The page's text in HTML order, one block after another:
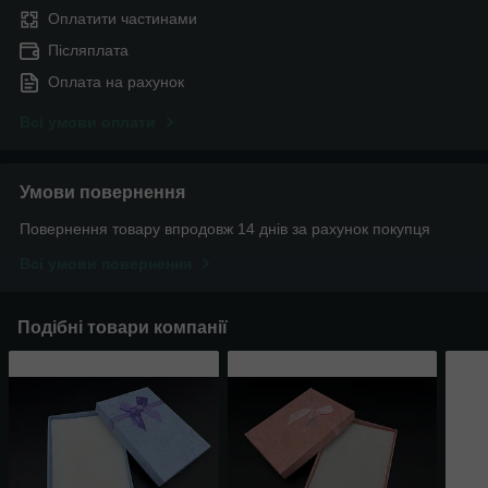
Оплатити частинами
Післяплата
Оплата на рахунок
Умови повернення
Повернення товару впродовж 14 днів за рахунок покупця
Подібні товари компанії